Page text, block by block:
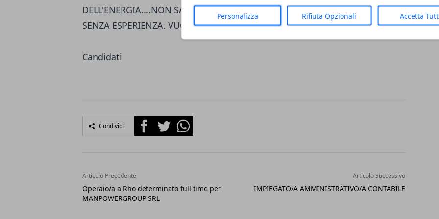
Personalizza Rifiuta Opzionali Accetta
DELL'ENERGIA....NON SARANNO PRESE IN CONSIDERAZIONE CANDIDATURE
SENZA ESPERIENZA. VUOI AUMENTARE IL FATTURATO? CANDIDATI ORA !!
Candidati
Condividi FacebookTwitterWhatsapp
Articolo Precedente
Operaio/a a Rho determinato full time per
MANPOWERGROUP SRL
Articolo Successivo
IMPIEGATO/A AMMINISTRATIVO/A CONTABILE